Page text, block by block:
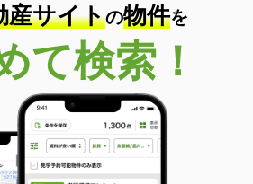
産サイトの物件を
て検索！